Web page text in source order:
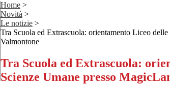
Home >
Novità >
Le notizie >
Tra Scuola ed Extrascuola: orientamento Liceo
Valmontone
Tra Scuola ed Extrascuola:
Scienze Umane presso